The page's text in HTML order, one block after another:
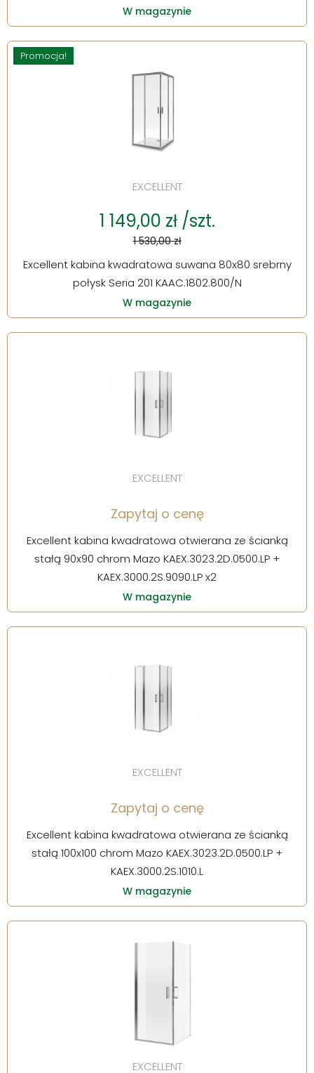
W magazynie
Promocja!
EXCELLENT
1 149,00 zł /szt.
1 530,00 zł
Excellent kabina kwadratowa suwana 80x80 srebrny
połysk Seria 201 KAAC.1802.800/N
W magazynie
EXCELLENT
Zapytaj o cenę
Excellent kabina kwadratowa otwierana ze ścianką
stałą 90x90 chrom Mazo KAEX.3023.2D.0500.LP +
KAEX.3000.2S.9090.LP x2
W magazynie
EXCELLENT
Zapytaj o cenę
Excellent kabina kwadratowa otwierana ze ścianką
stałą 100x100 chrom Mazo KAEX.3023.2D.0500.LP +
KAEX.3000.2S.1010.L
W magazynie
EXCELLENT